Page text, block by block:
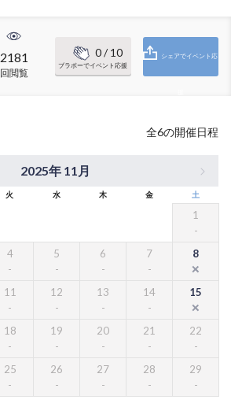
2181
回閲覧
0/ 10
ブラボーでイベント応援
シェアでイベント応
全6の開催日程
2025年 11月
火 水 木 金 土
1
4 5 6 7 8
11 12 13 14 15
18 19 20 21 22
25 26 27 28 29